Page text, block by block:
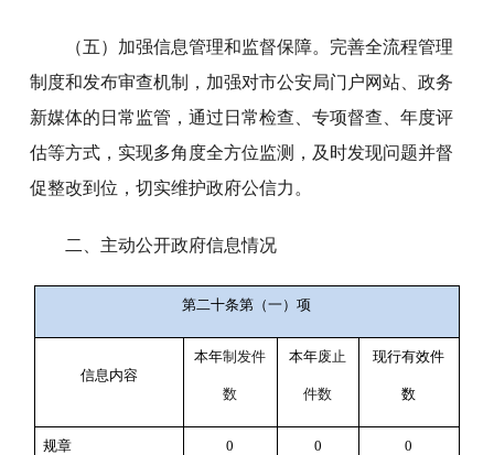
（五）加强信息管理和监督保障。完善全流程管理
制度和发布审查机制，加强对市公安局门户网站、政务
新媒体的日常监管，通过日常检查、专项督查、年度评
估等方式，实现多角度全方位监测，及时发现问题并督
促整改到位，切实维护政府公信力。
二、主动公开政府信息情况
第二十条第（一）项
信息内容
本年制发件
数
本年废止
件数
现行有效件
数
规章 0 0 0